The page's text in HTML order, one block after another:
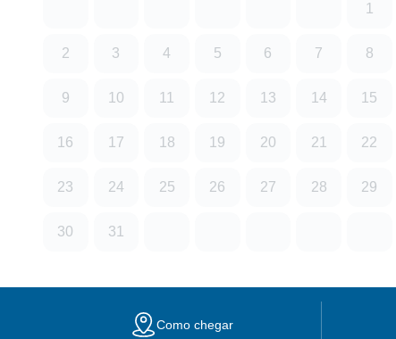
1
2 3 4 5 6 7 8
9 10 11 12 13 14 15
16 17 18 19 20 21 22
23 24 25 26 27 28 29
30 31
Como chegar